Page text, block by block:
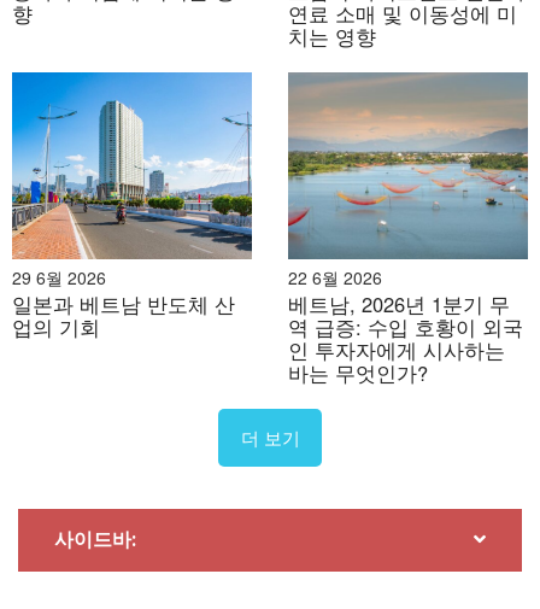
도로와 1번 및 22번 국도는 동남부 지역과 메콩 삼각주를
연결하는 전략적 교통 체계를 형성합니다.
새로운 떠이닌은 도로와 수로 운송의 장점을 모두 갖추고
있어 생산 지역과 소비 지역 간 상품과 원자재 이동을 용이
하게 합니다. 호찌민시와 떠이닌을 직접 연결하는 4개의
새로운 간선도로(각 도로 폭 40~60m, 총 투자액 53조
1,000억 동 이상)를 포함하여 여러 대규모 인프라 프로젝
트가 진행 중입니다.
호치민시-목바이 고속도로와 함께
중요한 경제, 무역, 물류 회랑을 형성합니다.
국경 관문 및 국제 연결성 측면에서, 합병 전 롱안은 동해
와 연결된 국제 항만 및 하천 네트워크를 보유하고 있었고,
떠이닌은 국제 육로 국경 관문을 보유하고 있었습니다. 합
병 후, 새롭게 탄생한 떠이닌은 확장된 국경과 목바이, 싸
맛, 떤남(옛 떠이닌성), 빈히엡(옛 롱안성) 등 4개의 국제
국경 관문을 보유하게 되었습니다. 이러한 결합은 육로와
수로를 통한 국경 간 상품 운송 용량을 확대하여, 국경 경
향 연료 소매 및 이동성에 미
치는 영향
29 6월 2026
일본과 베트남 반도체 산
업의 기회
22 6월 2026
베트남, 2026년 1분기 무
역 급증: 수입 호황이 외국
인 투자자에게 시사하는
바는 무엇인가?
더 보기
사이드바: